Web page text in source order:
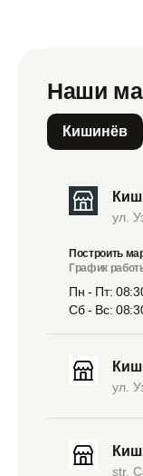
Наши
Кишинёв
ул.
Построить
График
Пн - Пт:
Сб - Вс:
ул.
str.